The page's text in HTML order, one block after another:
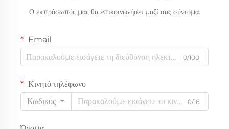
Ο εκπρόσωπός μας θα επικοινωνήσει μαζί σας σύντομα.
Email
0/100
Κινητό τηλέφωνο
Κωδικός
0/16